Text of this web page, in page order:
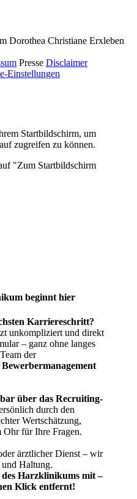
Dorothea Christiane Erxleben
Presse Disclaimer
Einstellungen
Startbildschirm, um
zugreifen zu können.
"Zum Startbildschirm
beginnt hier
Karriereschritt?
unkompliziert und direkt
– ganz ohne langes
der
über das Recruiting-
durch den
Wertschätzung,
Ohr für Ihre Fragen.
ärztlicher Dienst – wir
Haltung.
Harzklinikums mit –
Klick entfernt!